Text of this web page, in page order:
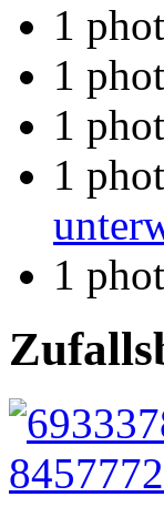
1
1
1
1
1